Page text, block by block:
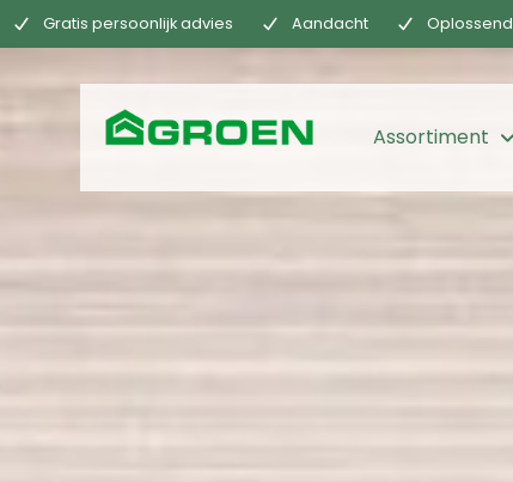
Gratis persoonlijk advies Aandacht Oplossend
Assortiment